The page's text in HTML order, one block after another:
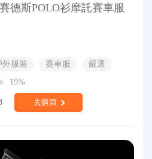
德斯POLO衫摩託賽車服
外服裝 賽車服
嚴選
19%
去購買